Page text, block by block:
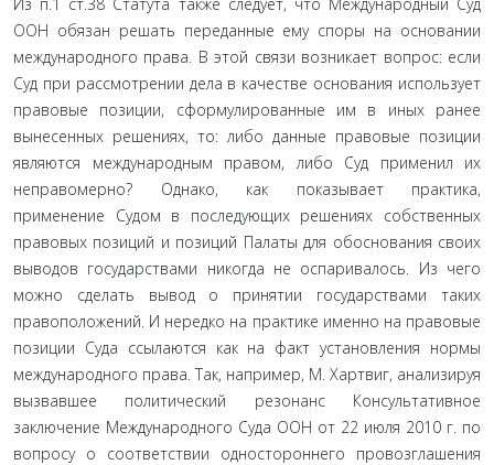
ООН обязан решать переданные ему споры на основании
международного права. В этой связи возникает вопрос: если
Суд при рассмотрении дела в качестве основания использует
правовые позиции, сформулированные им в иных ранее
выне­сенных решениях, то: либо данные правовые позиции
являют­ся международным правом, либо Суд применил их
неправо­мерно? Однако, как показывает практика,
применение Судом в последующих решениях собственных
правовых позиций и позиций Палаты для обоснования своих
выводов государства­ми никогда не оспаривалось. Из чего
можно сделать вывод о принятии государствами таких
правоположений. И нередко на практике именно на правовые
позиции Суда ссылаются как на факт установления нормы
международного права. Так, например, М. Хартвиг, анализируя
вызвавшее политический резонанс Консультативное
заключение Международного Суда ООН от 22 июля 2010 г. по
вопросу о соответствии одно­стороннего провозглашения